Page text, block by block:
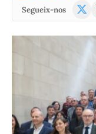
Segueix-nos
X